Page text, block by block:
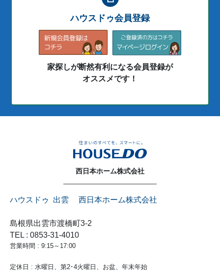
ハウスドゥ会員登録
家探しが断然有利になる会員登録が
オススメです！
西日本ホーム株式会社
ハウスドゥ 出雲 西日本ホーム株式会社
島根県出雲市渡橋町3-2
TEL : 0853-31-4010
営業時間 : 9:15～17:00
定休日 : 水曜日、第2･4火曜日、お盆、年末年始